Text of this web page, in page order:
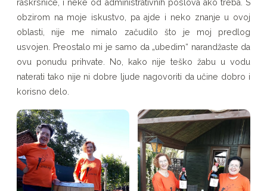
raskrsnice, i neke od administrativnih poslova ako treba. S
obzirom na moje iskustvo, pa ajde i neko znanje u ovoj
oblasti, nije me nimalo začudilo što je moj predlog
usvojen. Preostalo mi je samo da „ubedim“ narandžaste da
ovu ponudu prihvate. No, kako nije teško žabu u vodu
naterati tako nije ni dobre ljude nagovoriti da učine dobro i
korisno delo.